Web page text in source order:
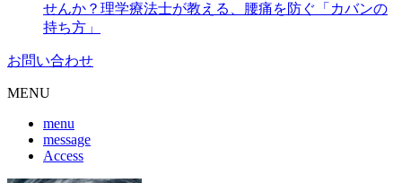
せんか？理学療法士が教える、腰痛を防ぐ「カバンの
持ち方」
お問い合わせ
MENU
menu
message
Access